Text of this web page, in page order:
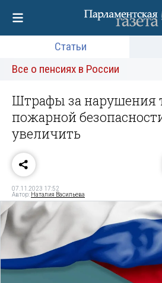
Статьи
Все о пенсиях в России
Штрафы за нарушения
пожарной
увеличить
07.11.2023 17:52
Автор: Наталия Васильева